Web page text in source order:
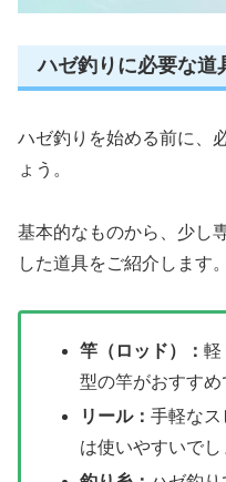
ハゼ釣りに必要な道
ハゼ釣りを始める前に、
ょう。
基本的なものから、少し
した道具をご紹介します。
竿（ロッド）：軽
型の竿がおすすめ
リール：手軽なス
は使いやすいでし